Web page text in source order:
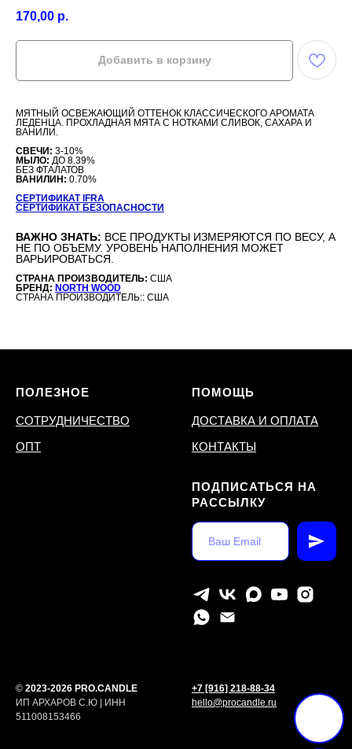
170,00 р.
Добавить в корзину
МЯТНЫЙ ОСВЕЖАЮЩИЙ ОТТЕНОК КЛАССИЧЕСКОГО АРОМАТА
ЛЕДЕНЦА. ПРОХЛАДНАЯ МЯТА С НОТКАМИ СЛИВОК, САХАРА И
ВАНИЛИ.
СВЕЧИ: 3-10%
МЫЛО: ДО 8.39%
БЕЗ ФТАЛАТОВ
ВАНИЛИН: 0.70%
СЕРТИФИКАТ IFRA
СЕРТИФИКАТ БЕЗОПАСНОСТИ
ВАЖНО ЗНАТЬ: ВСЕ ПРОДУКТЫ ИЗМЕРЯЮТСЯ ПО ВЕСУ, А
НЕ ПО ОБЪЕМУ. УРОВЕНЬ НАПОЛНЕНИЯ МОЖЕТ
ВАРЬИРОВАТЬСЯ.
СТРАНА ПРОИЗВОДИТЕЛЬ: США
БРЕНД: NORTH WOOD
СТРАНА ПРОИЗВОДИТЕЛЬ:: США
ПОЛЕЗНОЕ
СОТРУДНИЧЕСТВО
ОПТ
ПОМОЩЬ
ДОСТАВКА И ОПЛАТА
КОНТАКТЫ
ПОДПИСАТЬСЯ НА
РАССЫЛКУ
© 2023-2026 PRO.CANDLE
ИП АРХАРОВ С.Ю | ИНН
511008153466
+7 [916] 218-88-34
hello@procandle.ru